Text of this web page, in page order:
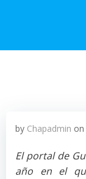
by Chapadmin on
El portal de
año en el